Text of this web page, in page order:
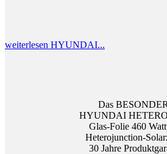
weiterlesen HYUNDAI...
Das
HYUNDAI
Glas-Folie 460
Heterojunction-
30 Jahre